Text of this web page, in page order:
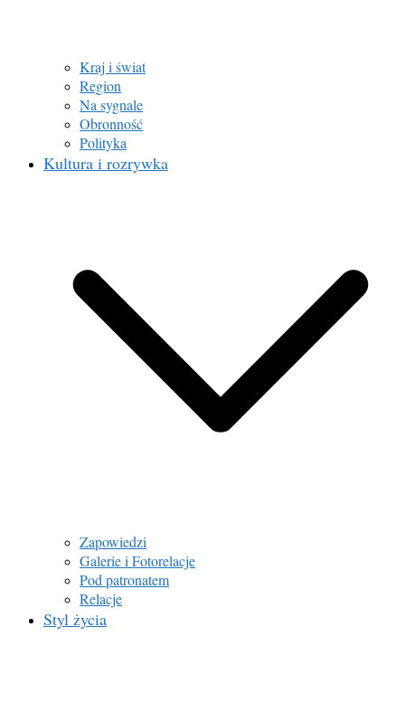
Kraj i świat
Region
Na sygnale
Obronność
Polityka
Kultura i rozrywka
Zapowiedzi
Galerie i Fotorelacje
Pod patronatem
Relacje
Styl życia